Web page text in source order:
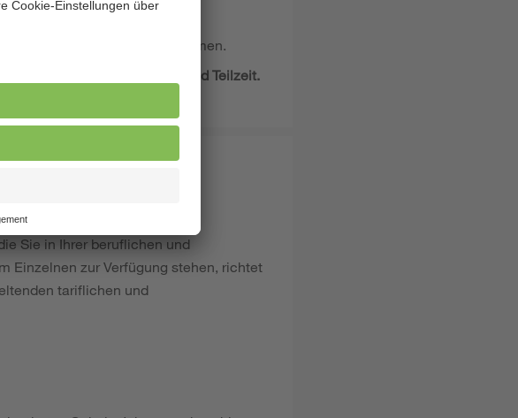
sind herzlich willkommen.
(38,5 Stunden pro Woche) und Teilzeit.
Sie in Ihrer beruflichen und
Einzelnen zur Verfügung stehen, richtet
tariflichen und